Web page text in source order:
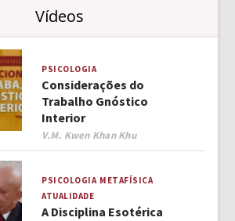
Vídeos
PSICOLOGIA
Considerações do
Trabalho Gnóstico
Interior
Author
V.M. Kwen Khan Khu
PSICOLOGIA METAFÍSICA
ATUALIDADE
A Disciplina Esotérica